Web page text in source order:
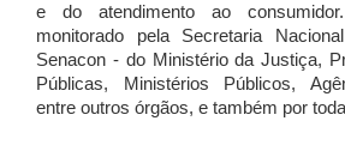
e do atendimento ao
monitorado pela Secretaria
Senacon - do Ministério da Justiça,
Públicas, Ministérios Públicos,
entre outros órgãos, e também por